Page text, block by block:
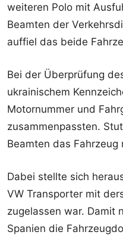
weiteren Polo mit
Beamten der
auffiel das beide
Bei der Überprüfung
ukrainischem
Motornummer und
zusammenpassten.
Beamten das
Dabei stellte sich
VW Transporter mit
zugelassen war. Damit
Spanien die